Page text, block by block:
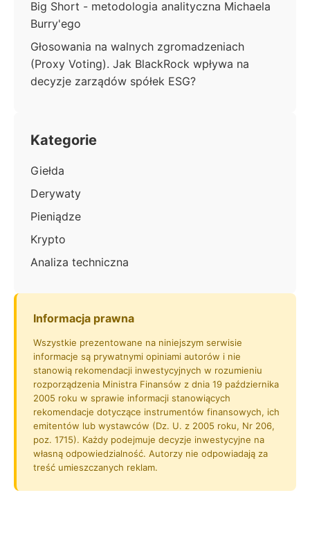
Big Short - metodologia analityczna Michaela
Burry'ego
Głosowania na walnych zgromadzeniach
(Proxy Voting). Jak BlackRock wpływa na
decyzje zarządów spółek ESG?
Kategorie
Giełda
Derywaty
Pieniądze
Krypto
Analiza techniczna
Informacja prawna
Wszystkie prezentowane na niniejszym serwisie
informacje są prywatnymi opiniami autorów i nie
stanowią rekomendacji inwestycyjnych w rozumieniu
rozporządzenia Ministra Finansów z dnia 19 października
2005 roku w sprawie informacji stanowiących
rekomendacje dotyczące instrumentów finansowych, ich
emitentów lub wystawców (Dz. U. z 2005 roku, Nr 206,
poz. 1715). Każdy podejmuje decyzje inwestycyjne na
własną odpowiedzialność. Autorzy nie odpowiadają za
treść umieszczanych reklam.